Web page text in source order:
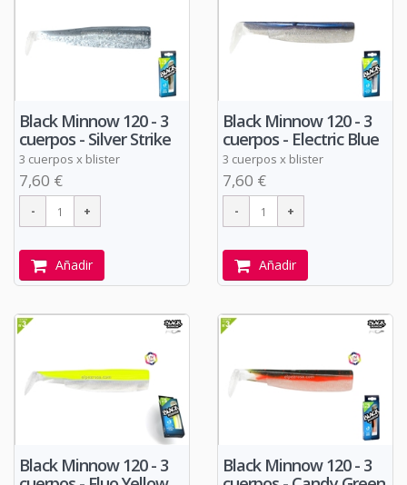
Black Minnow 120 - 3
cuerpos - Silver Strike
3 cuerpos x blister
7,60 €
Añadir
Black Minnow 120 - 3
cuerpos - Electric Blue
3 cuerpos x blister
7,60 €
Añadir
Black Minnow 120 - 3
Black Minnow 120 - 3